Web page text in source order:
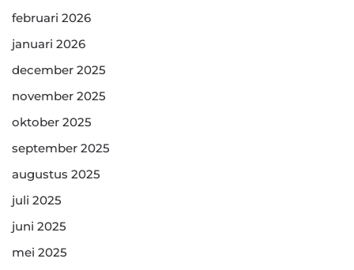
februari 2026
januari 2026
december 2025
november 2025
oktober 2025
september 2025
augustus 2025
juli 2025
juni 2025
mei 2025